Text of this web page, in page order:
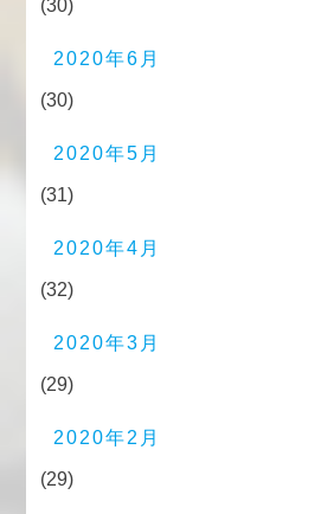
(30)
2020年6月
(30)
2020年5月
(31)
2020年4月
(32)
2020年3月
(29)
2020年2月
(29)